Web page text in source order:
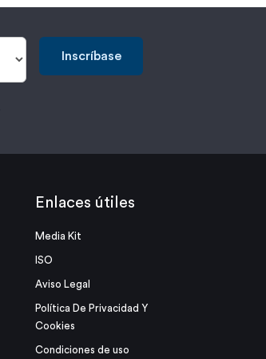
Inscríbase
Enlaces útiles
Media Kit
ISO
Aviso Legal
Política De Privacidad Y
Cookies
Condiciones de uso